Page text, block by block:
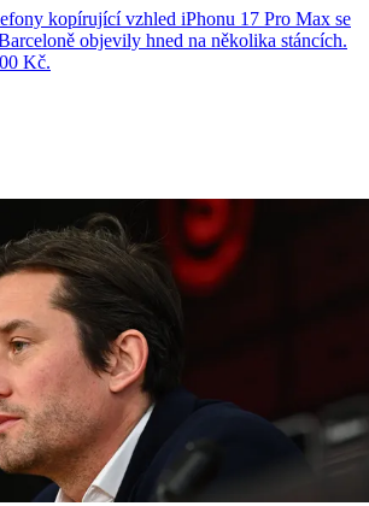
kopírující vzhled iPhonu 17 Pro Max se
objevily hned na několika stáncích.
Kč.